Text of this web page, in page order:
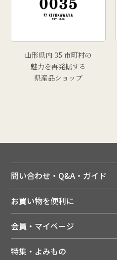
山形県内 35 市町村の
魅力を再発掘する
県産品ショップ
問い合わせ・Q&A・ガイド
ご利用ガイド
領収書について
送料について
お買い物を便利に
季節のカタログを無料でお届
会員・マイページ
会員特典について
特集・よみもの